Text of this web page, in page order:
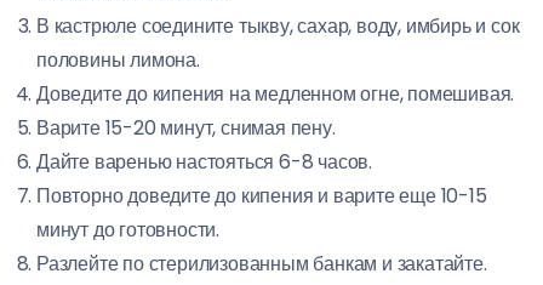
В кастрюле соедините тыкву, сахар, воду, имбирь и сок
половины лимона.
Доведите до кипения на медленном огне, помешивая.
Варите 15-20 минут, снимая пену.
Дайте варенью настояться 6-8 часов.
Повторно доведите до кипения и варите еще 10-15
минут до готовности.
Разлейте по стерилизованным банкам и закатайте.